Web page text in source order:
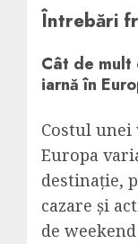
Întrebări
Cât de mult
iarnă în
Costul unei
Europa
destinație,
cazare și
de